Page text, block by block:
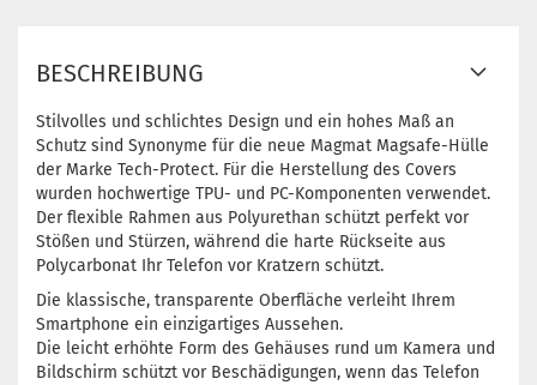
BESCHREIBUNG
Stilvolles und schlichtes Design und ein hohes Maß an
Schutz sind Synonyme für die neue Magmat Magsafe-Hülle
der Marke Tech-Protect. Für die Herstellung des Covers
wurden hochwertige TPU- und PC-Komponenten verwendet.
Der flexible Rahmen aus Polyurethan schützt perfekt vor
Stößen und Stürzen, während die harte Rückseite aus
Polycarbonat Ihr Telefon vor Kratzern schützt.
Die klassische, transparente Oberfläche verleiht Ihrem
Smartphone ein einzigartiges Aussehen.
Die leicht erhöhte Form des Gehäuses rund um Kamera und
Bildschirm schützt vor Beschädigungen, wenn das Telefon